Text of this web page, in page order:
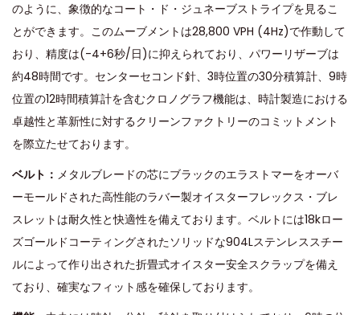
のように、象徴的なコート・ド・ジュネーブストライプを見るこ
とができます。このムーブメントは28,800 VPH (4Hz)で作動して
おり、精度は(-4+6秒/日)に抑えられており、パワーリザーブは
約48時間です。センターセコンド針、3時位置の30分積算計、9時
位置の12時間積算計を含むクロノグラフ機能は、時計製造における
卓越性と革新性に対するクリーンファクトリーのコミットメント
を際立たせております。
ベルト： メタルブレードの芯にブラックのエラストマーをオーバ
ーモールドされた高性能のラバー製オイスターフレックス・ブレ
スレットは耐久性と快適性を備えております。ベルトには18kロー
ズゴールドコーティングされたソリッドな904Lステンレススチー
ルによって作り出された折畳式オイスター安全スクラップを備え
ており、確実なフィット感を確保しております。